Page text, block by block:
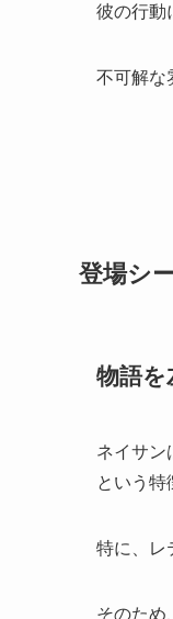
彼の行動
不可解な
登場シ
物語を
ネイサン
という特
特に、レ
そのため